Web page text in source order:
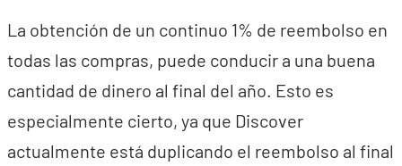
La obtención de un continuo 1% de reembolso en
todas las compras, puede conducir a una buena
cantidad de dinero al final del año. Esto es
especialmente cierto, ya que Discover
actualmente está duplicando el reembolso al final